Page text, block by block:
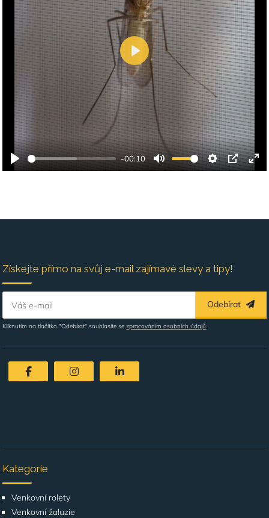
-00:10
Přehrát
Získejte přímo na svůj e-mail zajímavé slevy a tipy!
Váš e-mail Odebírat
Kliknutím na tlačítko "Odebírat" souhlasíte sezpracováním osobních údajů.
Kategorie
Venkovní rolety
Venkovní žaluzie